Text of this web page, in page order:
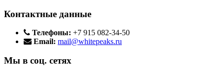
Контактные данные
Телефоны: +7 915 082-34-50
Email: mail@whitepeaks.ru
Мы в соц. сетях